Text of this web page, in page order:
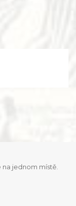
na jednom místě.